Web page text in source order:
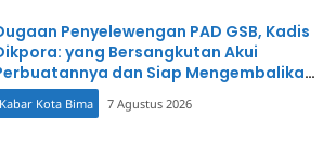
Penyelewengan PAD GSB, Kadis
yang Bersangkutan Akui
dan Siap Mengembalikan
Kabar Kota Bima 7 Agustus 2026